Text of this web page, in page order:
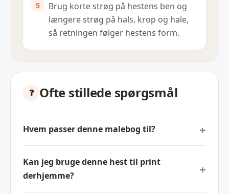
Brug korte strøg på hestens ben og
længere strøg på hals, krop og hale,
så retningen følger hestens form.
Ofte stillede spørgsmål
Hvem passer denne malebog til?
Kan jeg bruge denne hest til print
derhjemme?